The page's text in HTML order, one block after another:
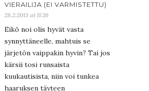
VIERAILIJA (EI VARMISTETTU)
28.2.2013 at 11:26
Eikö noi olis hyvät vasta
synnyttäneelle, mahtuis se
järjetön vaippakin hyvin? Tai jos
kärsii tosi runsaista
kuukautisista, niin voi tunkea
haaruksen täyteen